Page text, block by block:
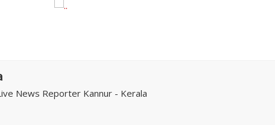
News Reporter Kannur - Kerala